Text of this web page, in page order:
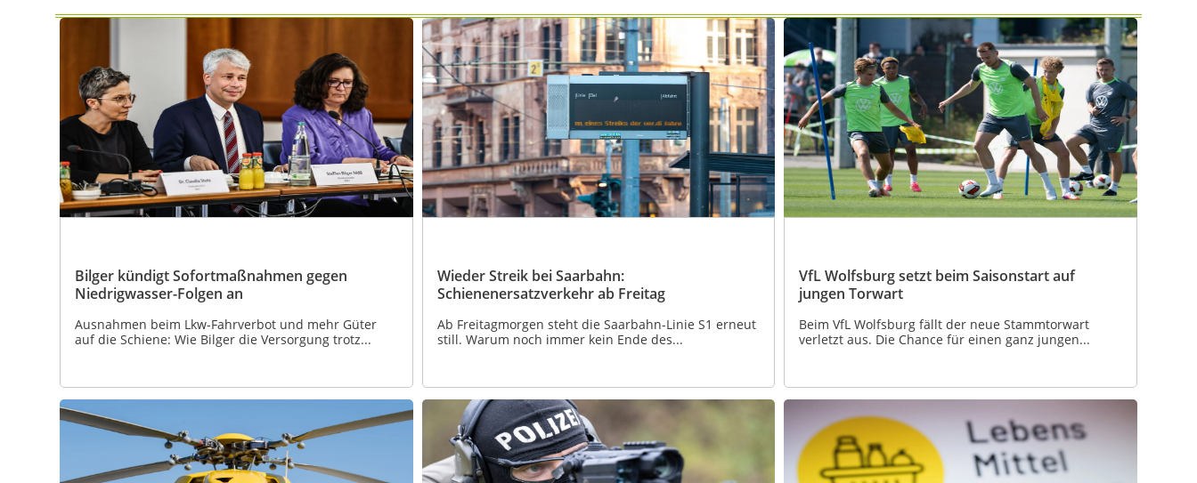
Bilger kündigt Sofortmaßnahmen gegen
Niedrigwasser-Folgen an
Ausnahmen beim Lkw-Fahrverbot und mehr Güter
auf die Schiene: Wie Bilger die Versorgung trotz...
Wieder Streik bei Saarbahn:
Schienenersatzverkehr ab Freitag
Ab Freitagmorgen steht die Saarbahn-Linie S1 erneut
still. Warum noch immer kein Ende des...
VfL Wolfsburg setzt beim Saisonstart auf
jungen Torwart
Beim VfL Wolfsburg fällt der neue Stammtorwart
verletzt aus. Die Chance für einen ganz jungen...